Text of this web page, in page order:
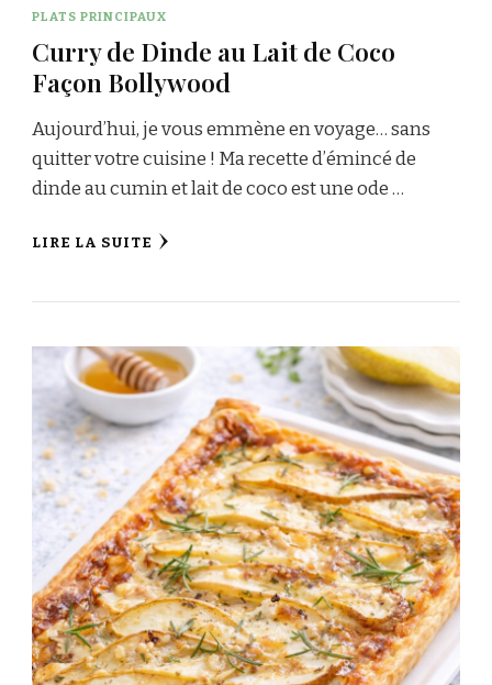
PLATS PRINCIPAUX
Curry de Dinde au Lait de Coco
Façon Bollywood
Aujourd’hui, je vous emmène en voyage… sans
quitter votre cuisine ! Ma recette d’émincé de
dinde au cumin et lait de coco est une ode …
LIRE LA SUITE